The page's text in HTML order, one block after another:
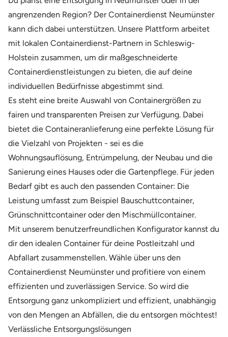
angrenzenden Region? Der Containerdienst Neumünster
kann dich dabei unterstützen. Unsere Plattform arbeitet
mit lokalen Containerdienst-Partnern in Schleswig-
Holstein zusammen, um dir maßgeschneiderte
Containerdienstleistungen zu bieten, die auf deine
individuellen Bedürfnisse abgestimmt sind.
Es steht eine breite Auswahl von Containergrößen zu
fairen und transparenten Preisen zur Verfügung. Dabei
bietet die Containeranlieferung eine perfekte Lösung für
die Vielzahl von Projekten - sei es die
Wohnungsauflösung, Entrümpelung, der Neubau und die
Sanierung eines Hauses oder die Gartenpflege. Für jeden
Bedarf gibt es auch den passenden Container: Die
Leistung umfasst zum Beispiel Bauschuttcontainer,
Grünschnittcontainer oder den Mischmüllcontainer.
Mit unserem benutzerfreundlichen Konfigurator kannst du
dir den idealen Container für deine Postleitzahl und
Abfallart zusammenstellen. Wähle über uns den
Containerdienst Neumünster und profitiere von einem
effizienten und zuverlässigen Service. So wird die
Entsorgung ganz unkompliziert und effizient, unabhängig
von den Mengen an Abfällen, die du entsorgen möchtest!
Verlässliche Entsorgungslösungen